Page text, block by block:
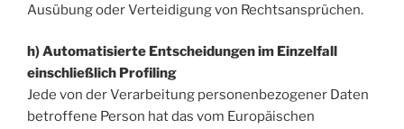
Ausübung oder Verteidigung von Rechtsansprüchen.
h) Automatisierte Entscheidungen im Einzelfall
einschließlich Profiling
Jede von der Verarbeitung personenbezogener Daten
betroffene Person hat das vom Europäischen